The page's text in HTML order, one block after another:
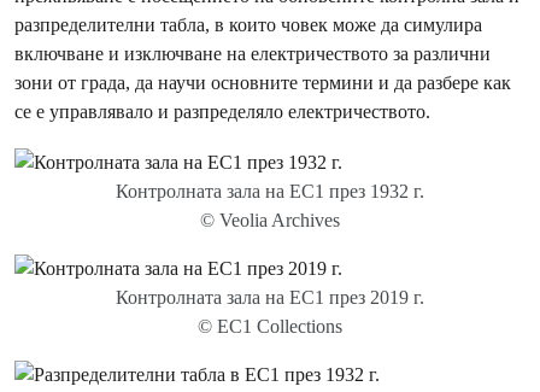
разпределителни табла, в които човек може да симулира
включване и изключване на електричеството за различни
зони от града, да научи основните термини и да разбере как
се е управлявало и разпределяло електричеството.
Контролната зала на EC1 през 1932 г.
© Veolia Archives
Контролната зала на EC1 през 2019 г.
© EC1 Collections